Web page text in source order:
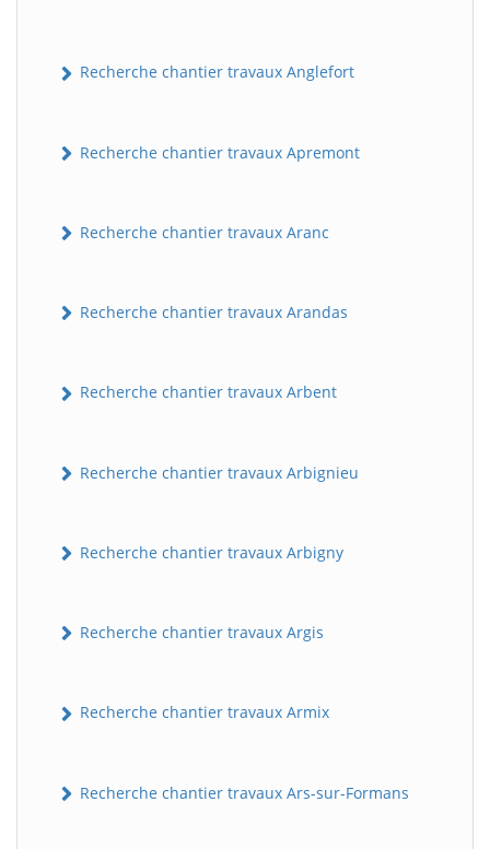
Recherche chantier travaux Anglefort
Recherche chantier travaux Apremont
Recherche chantier travaux Aranc
Recherche chantier travaux Arandas
Recherche chantier travaux Arbent
Recherche chantier travaux Arbignieu
Recherche chantier travaux Arbigny
Recherche chantier travaux Argis
Recherche chantier travaux Armix
Recherche chantier travaux Ars-sur-Formans